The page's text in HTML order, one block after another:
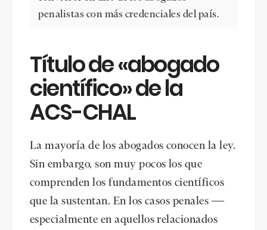
penalistas con más credenciales del país.
Título de «abogado
científico» de la
ACS-CHAL
La mayoría de los abogados conocen la ley.
Sin embargo, son muy pocos los que
comprenden los fundamentos científicos
que la sustentan. En los casos penales —
especialmente en aquellos relacionados